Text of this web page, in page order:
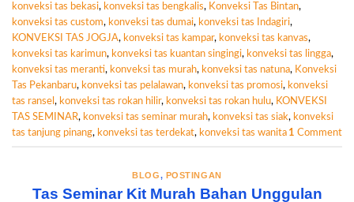
konveksi tas bekasi, konveksi tas bengkalis, Konveksi Tas Bintan,
konveksi tas custom, konveksi tas dumai, konveksi tas Indagiri,
KONVEKSI TAS JOGJA, konveksi tas kampar, konveksi tas kanvas,
konveksi tas karimun, konveksi tas kuantan singingi, konveksi tas lingga,
konveksi tas meranti, konveksi tas murah, konveksi tas natuna, Konveksi
Tas Pekanbaru, konveksi tas pelalawan, konveksi tas promosi, konveksi
tas ransel , konveksi tas rokan hilir, konveksi tas rokan hulu, KONVEKSI
TAS SEMINAR, konveksi tas seminar murah, konveksi tas siak, konveksi
tas tanjung pinang, konveksi tas terdekat, konveksi tas wanita 1 Comment
BLOG, POSTINGAN
Tas Seminar Kit Murah Bahan Unggulan